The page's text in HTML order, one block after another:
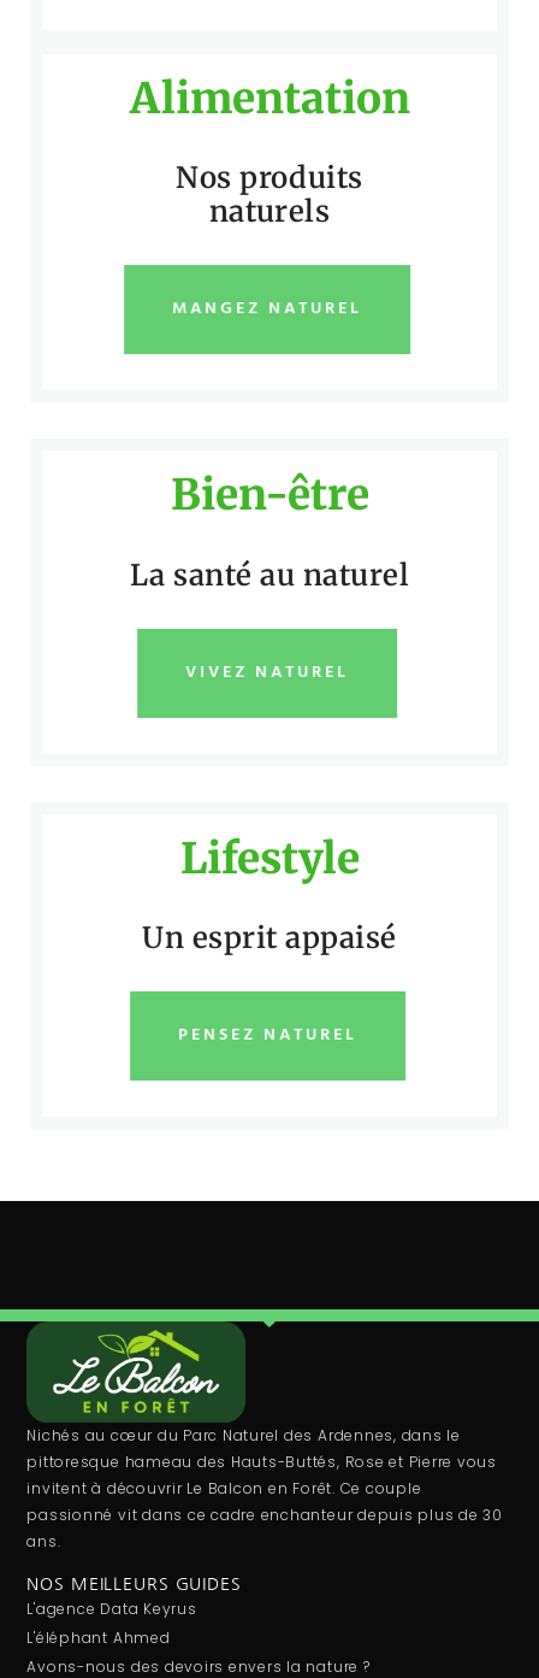
Alimentation
Nos produits
naturels
MANGEZ NATUREL
Bien-être
La santé au naturel
VIVEZ NATUREL
Lifestyle
Un esprit appaisé
PENSEZ NATUREL
Nichés au cœur du Parc Naturel des Ardennes, dans le
pittoresque hameau des Hauts-Buttés, Rose et Pierre vous
invitent à découvrir Le Balcon en Forêt. Ce couple
passionné vit dans ce cadre enchanteur depuis plus de 30
ans.
NOS MEILLEURS GUIDES
L'agence Data Keyrus
L'éléphant Ahmed
Avons-nous des devoirs envers la nature ?